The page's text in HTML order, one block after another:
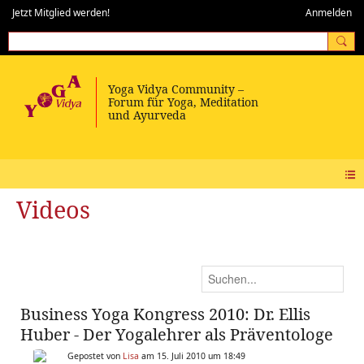
Jetzt Mitglied werden! Anmelden
Videos
Business Yoga Kongress 2010: Dr. Ellis
Huber - Der Yogalehrer als Präventologe
Gepostet von Lisa am 15. Juli 2010 um 18:49